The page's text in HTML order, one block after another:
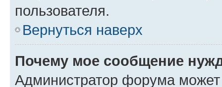
пользователя.
Вернуться наверх
Почему мое сообщение
Администратор форума